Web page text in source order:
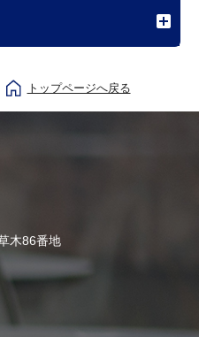
トップページへ戻る
木86番地